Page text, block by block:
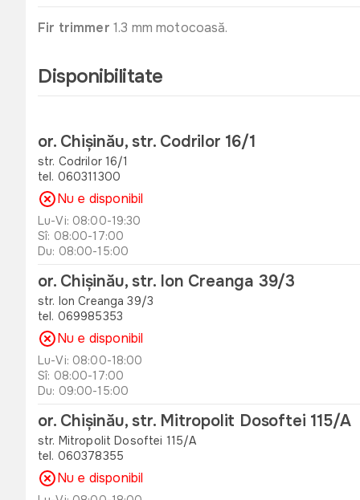
Fir trimmer 1.3 mm motocoasă.
Disponibilitate
or. Chișinău, str. Codrilor 16/1
str. Codrilor 16/1
tel. 060311300
Nu e disponibil
Lu-Vi: 08:00-19:30
Sî: 08:00-17:00
Du: 08:00-15:00
or. Chișinău, str. Ion Creanga 39/3
str. Ion Creanga 39/3
tel. 069985353
Nu e disponibil
Lu-Vi: 08:00-18:00
Sî: 08:00-17:00
Du: 09:00-15:00
or. Chișinău, str. Mitropolit Dosoftei 115/A
str. Mitropolit Dosoftei 115/A
tel. 060378355
Nu e disponibil